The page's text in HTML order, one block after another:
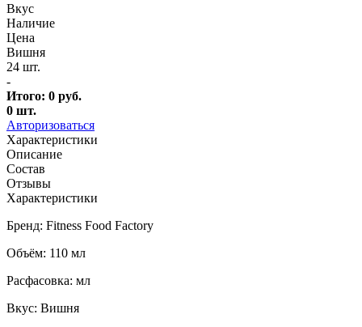
Вкус
Наличие
Цена
Вишня
24 шт.
-
Итого: 0 руб.
0 шт.
Авторизоваться
Характеристики
Описание
Состав
Отзывы
Характеристики
Бренд: Fitness Food Factory
Объём: 110 мл
Расфасовка: мл
Вкус: Вишня